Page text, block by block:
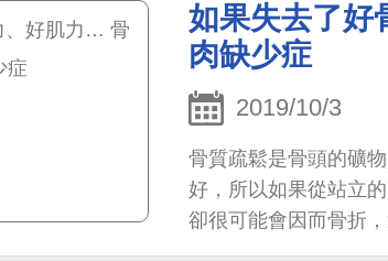
如果失去了
肉缺少症
2019/10/3
骨質疏鬆是骨頭的礦
好，所以如果從站立
卻很可能會因而骨折